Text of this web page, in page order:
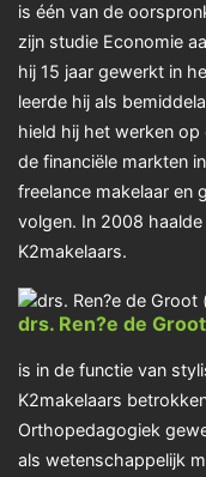
is één van de
zijn studie Economie
hij 15 jaar gewerkt in
leerde hij als
hield hij het werken op
de financiële markten
freelance makelaar en
volgen. In 2008
K2makelaars.
drs. Ren?e de
is in de functie van
K2makelaars
Orthopedagogiek
als wetenschappelijk